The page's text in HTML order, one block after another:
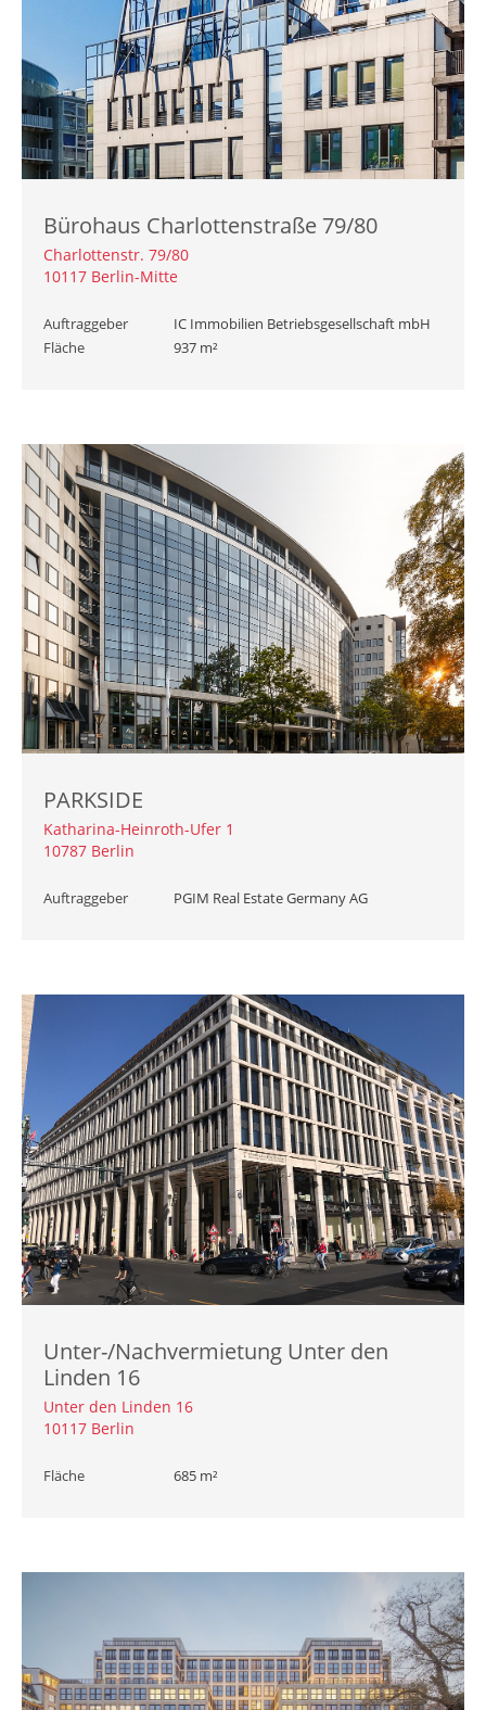
Bürohaus Charlottenstraße 79/80
Charlottenstr. 79/80
10117 Berlin-Mitte
Auftraggeber
IC Immobilien Betriebsgesellschaft mbH
Fläche
937 m²
PARKSIDE
Katharina-Heinroth-Ufer 1
10787 Berlin
Auftraggeber PGIM Real Estate Germany AG
Unter-/Nachvermietung Unter den
Linden 16
Unter den Linden 16
10117 Berlin
Fläche 685 m²